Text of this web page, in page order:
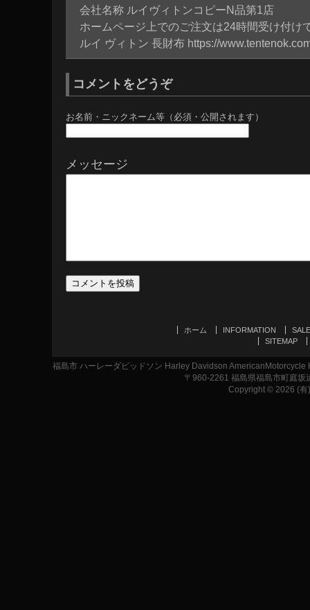
会社名称 ルイヴィトンコピーN品第1店
ホームページ上でのご注文は24時間受け付け
ルイ ヴィトン 長財布 https://
コメントをどうぞ
お名前・ニックネーム等（必須・公開されます）
メッセージ
ホーム INFORMATION
SALE
SITEMAP
福島市 ハーレーダビッドソン Harley Davidson
〒960-2261 福島県福島市町庭
Copyright © 2026 (有